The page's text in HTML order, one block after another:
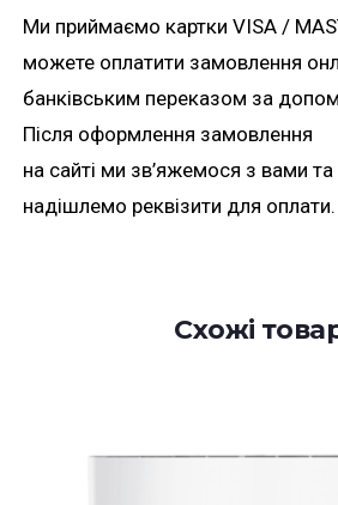
Ми приймаємо картки VISA /
можете оплатити замовлення
банківським переказом за
Після оформлення замовлення
на сайті ми зв’яжемося з вами
надішлемо реквізити для оплати.
Схожі